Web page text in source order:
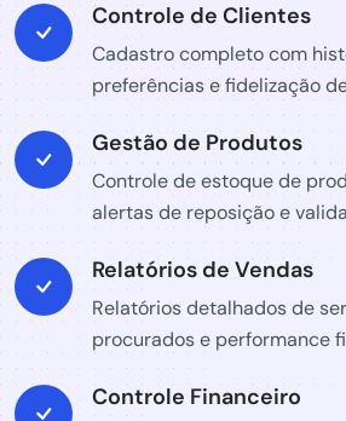
Controle de Clientes
Cadastro completo com
preferências e fidelização
Gestão de Produtos
Controle de estoque de
alertas de reposição e
Relatórios de Vendas
Relatórios detalhados de
procurados e performance
Controle Financeiro